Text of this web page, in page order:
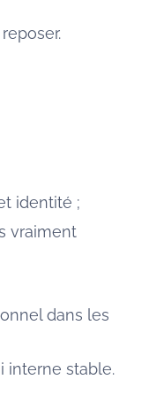
identité ;
vraiment
dans les
interne stable.